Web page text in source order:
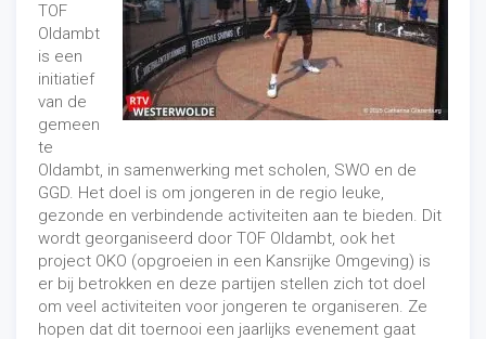
TOF
Oldambt
is een
initiatief
van de
gemeen
te
Oldambt, in samenwerking met scholen, SWO en de
GGD. Het doel is om jongeren in de regio leuke,
gezonde en verbindende activiteiten aan te bieden. Dit
wordt georganiseerd door TOF Oldambt, ook het
project OKO (opgroeien in een Kansrijke Omgeving) is
er bij betrokken en deze partijen stellen zich tot doel
om veel activiteiten voor jongeren te organiseren. Ze
hopen dat dit toernooi een jaarlijks evenement gaat